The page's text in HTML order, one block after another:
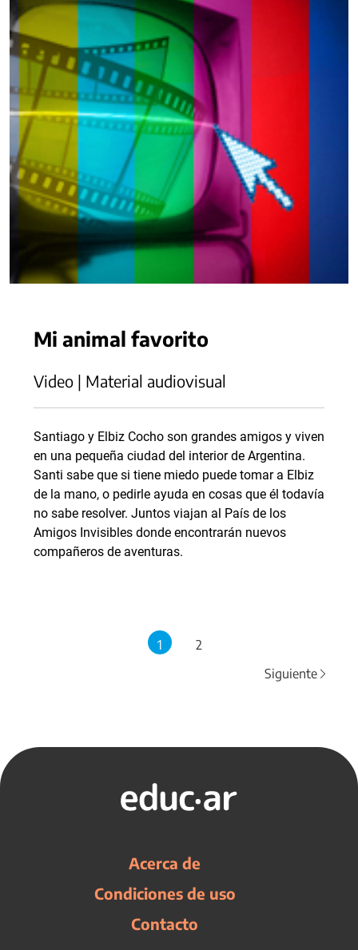
Mi animal favorito
Video | Material audiovisual
Santiago y Elbiz Cocho son grandes amigos y viven
en una pequeña ciudad del interior de Argentina.
Santi sabe que si tiene miedo puede tomar a Elbiz
de la mano, o pedirle ayuda en cosas que él todavía
no sabe resolver. Juntos viajan al País de los
Amigos Invisibles donde encontrarán nuevos
compañeros de aventuras.
1
2
Siguiente
Acerca de
Condiciones de uso
Contacto